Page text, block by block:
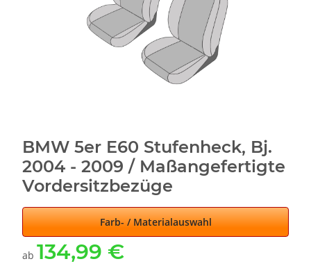
BMW 5er E60 Stufenheck, Bj.
2004 - 2009 / Maßangefertigte
Vordersitzbezüge
Farb- / Materialauswahl
ab 134,99 €